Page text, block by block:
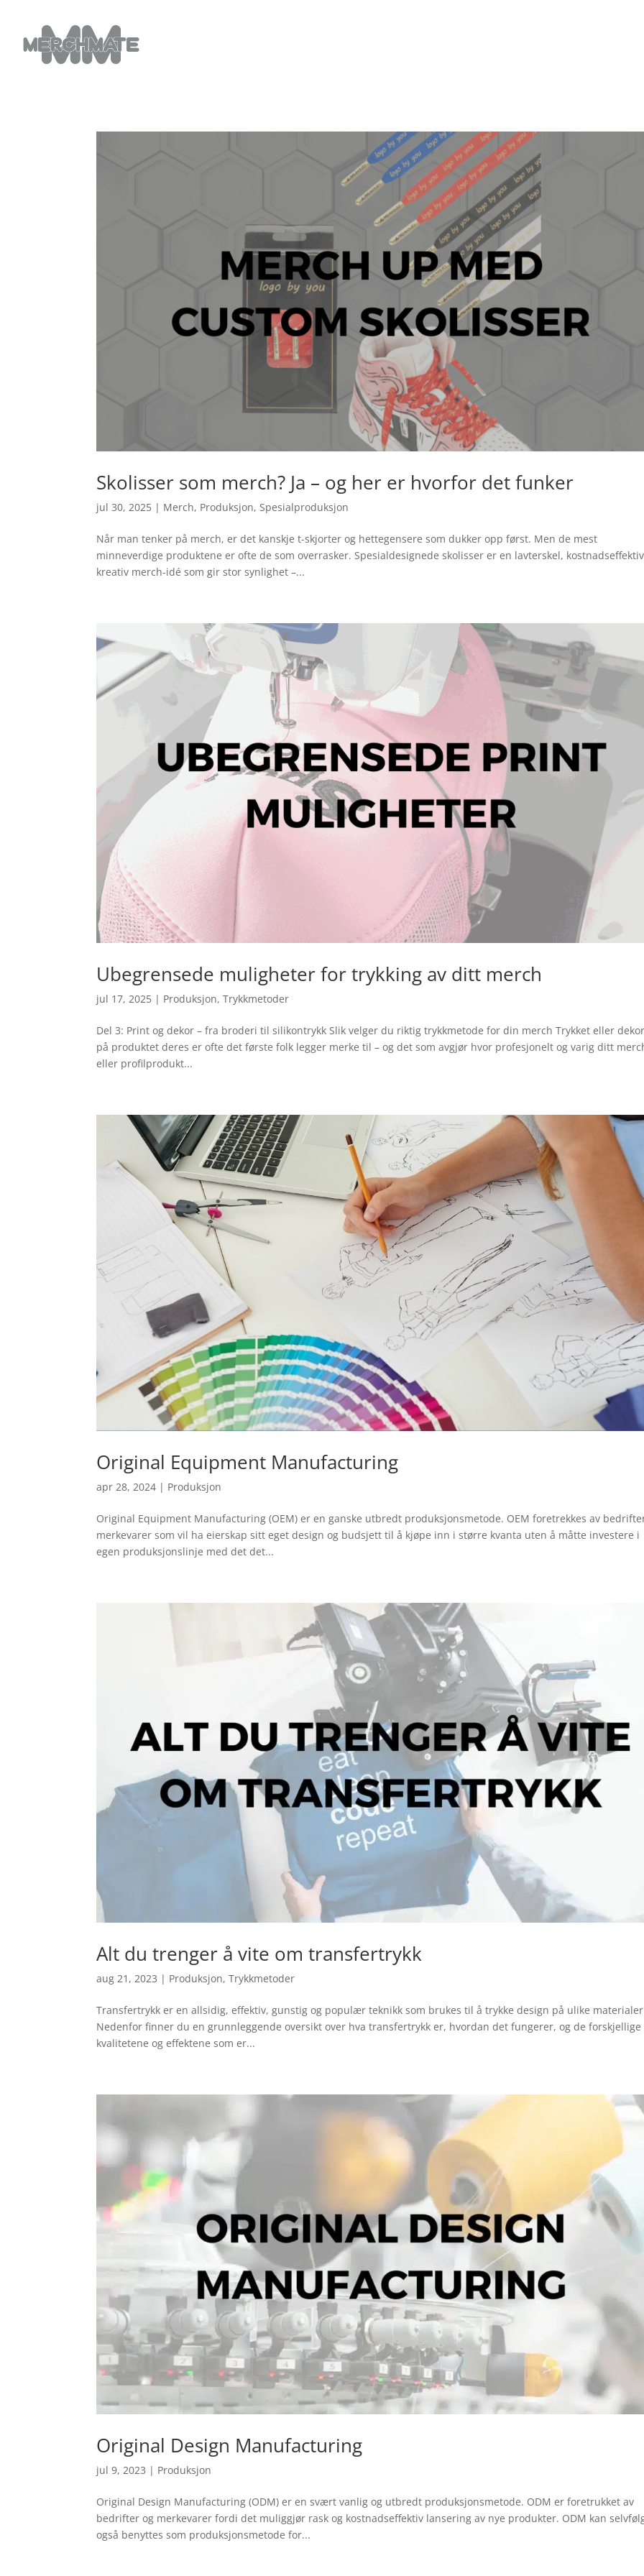
Skolisser som merch? Ja – og her er hvorfor det funker
jul 30, 2025 | Merch, Produksjon,Spesialproduksjon
Når man tenker på merch, er det kanskje t-skjorter og hettegensere som dukker opp først. Men de mest
minneverdige produktene er ofte de som overrasker. Spesialdesignede skolisser er en lavterskel,
kreativ merch-idé som gir stor synlighet –...
Ubegrensede muligheter for trykking av ditt merch
jul 17, 2025 | Produksjon,Trykkmetoder
Del 3: Print og dekor – fra broderi til silikontrykk Slik velger du riktig trykkmetode for din merch Trykket eller
på produktet deres er ofte det første folk legger merke til – og det som avgjør hvor profesjonelt og varig ditt
eller profilprodukt...
Original Equipment Manufacturing
apr 28, 2024 | Produksjon
Original Equipment Manufacturing (OEM) er en ganske utbredt produksjonsmetode. OEM foretrekkes av
merkevarer som vil ha eierskap sitt eget design og budsjett til å kjøpe inn i større kvanta uten å måtte investere i
egen produksjonslinje med det det...
Alt du trenger å vite om transfertrykk
aug 21, 2023 | Produksjon,Trykkmetoder
Transfertrykk er en allsidig, effektiv, gunstig og populær teknikk som brukes til å trykke design på ulike
Nedenfor finner du en grunnleggende oversikt over hva transfertrykk er, hvordan det fungerer, og de forskjellige
kvalitetene og effektene som er...
Original Design Manufacturing
jul 9, 2023 | Produksjon
Original Design Manufacturing (ODM) er en svært vanlig og utbredt produksjonsmetode. ODM er foretrukket av
bedrifter og merkevarer fordi det muliggjør rask og kostnadseffektiv lansering av nye produkter. ODM kan
også benyttes som produksjonsmetode for...